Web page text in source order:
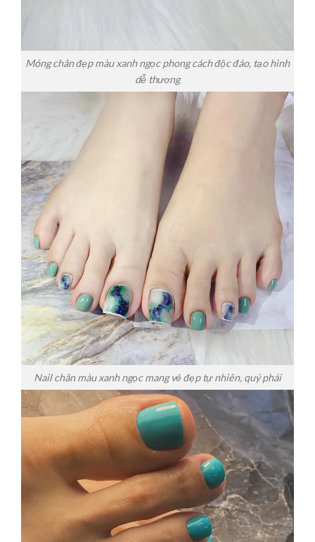
Móng chân đẹp màu xanh ngọc phong cách độc đáo, tạo hình
dễ thương
Nail chân màu xanh ngọc mang vẻ đẹp tự nhiên, quý phái